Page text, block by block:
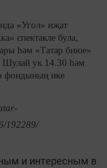
«Угол» иҗат
спектакле була,
һәм «Татар биюе»
Шулай ук 14.30 һәм
фондының ике
192289/
и интересным в